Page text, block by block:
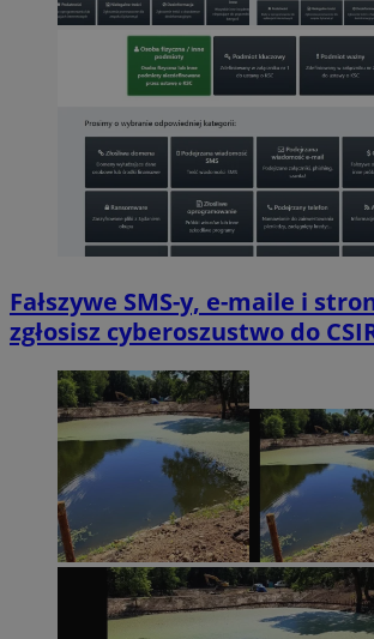
Fałszywe SMS-y, e-maile i
zgłosisz cyberoszustwo do